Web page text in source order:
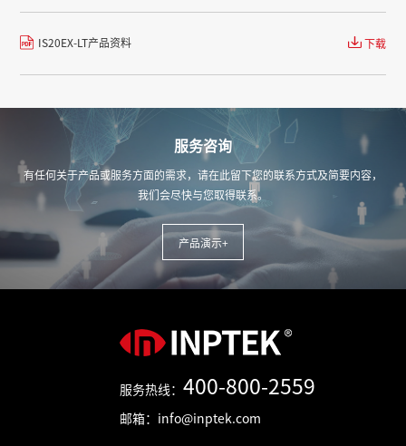
IS20EX-LT产品资料 下载
服务咨询
有任何关于产品或服务方面的需求，请在此留下您的联系方式及简要内容，
我们会尽快与您取得联系。
产品演示+
服务热线：400-800-2559
邮箱：info@inptek.com